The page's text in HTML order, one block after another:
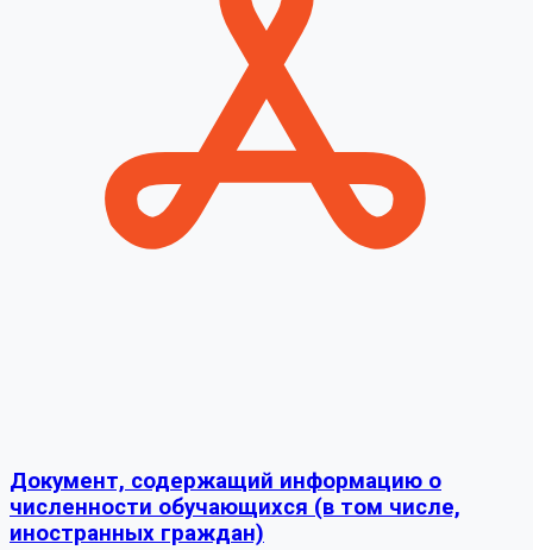
Документ, содержащий информацию о
численности обучающихся (в том числе,
иностранных граждан)